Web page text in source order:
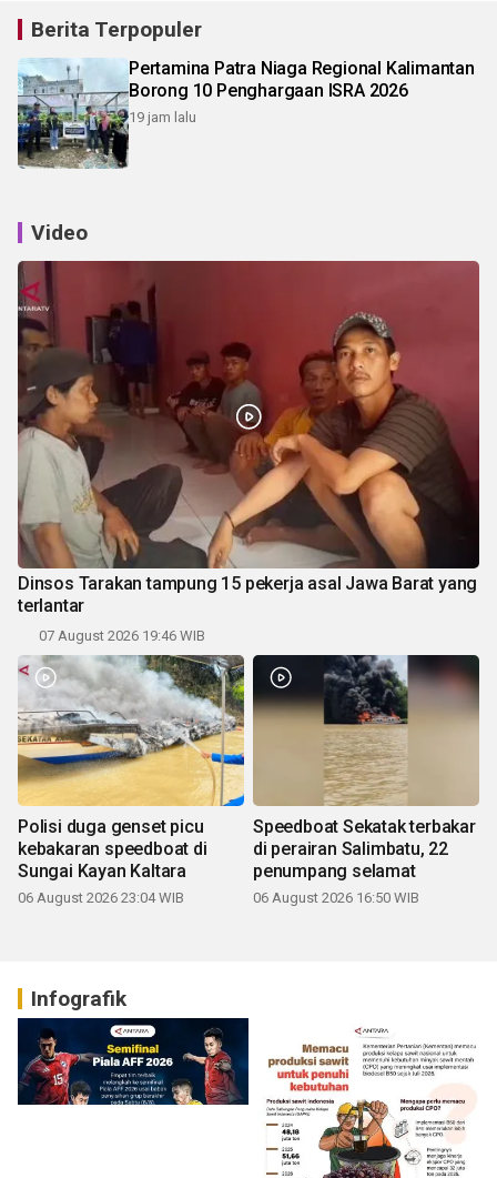
Berita Terpopuler
Pertamina Patra Niaga Regional Kalimantan
Borong 10 Penghargaan ISRA 2026
19 jam lalu
Video
Dinsos Tarakan tampung 15 pekerja asal Jawa Barat yang
terlantar
07 August 2026 19:46 WIB
Polisi duga genset picu
kebakaran speedboat di
Sungai Kayan Kaltara
06 August 2026 23:04 WIB
Speedboat Sekatak terbakar
di perairan Salimbatu, 22
penumpang selamat
06 August 2026 16:50 WIB
Infografik